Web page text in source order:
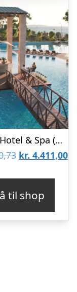
Amus Hotel & Spa (Tidligere Rhodes Bay Hotel)
Den
var:
kr. 4.910,73.
kr. 4.411,00
til shop